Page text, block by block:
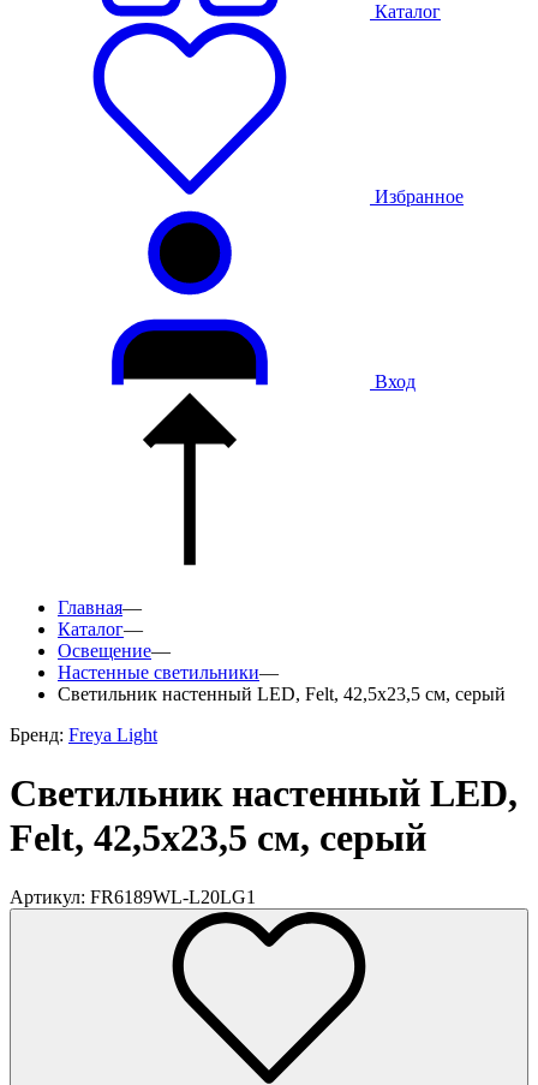
Каталог
Избранное
Вход
Главная—
Каталог—
Освещение—
Настенные светильники—
Светильник настенный LED, Felt, 42,5х23,5 см, серый
Бренд: Freya Light
Светильник настенный LED,
Felt, 42,5х23,5 см, серый
Артикул: FR6189WL-L20LG1